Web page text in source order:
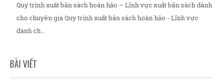
Quy trình xuất bản sách hoàn hảo – Lĩnh vực xuất bản sách dành
cho chuyên gia Quy trình xuất bản sách hoàn hảo - Lĩnh vực
dành ch...
BÀI VIẾT